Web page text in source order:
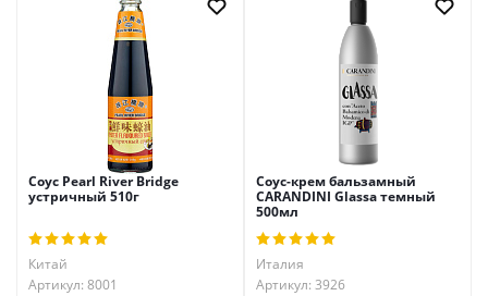
Соус Pearl River Bridge
устричный 510г
Китай
Артикул: 8001
Соус-крем бальзамный
CARANDINI Glassa темный
500мл
Италия
Артикул: 3926